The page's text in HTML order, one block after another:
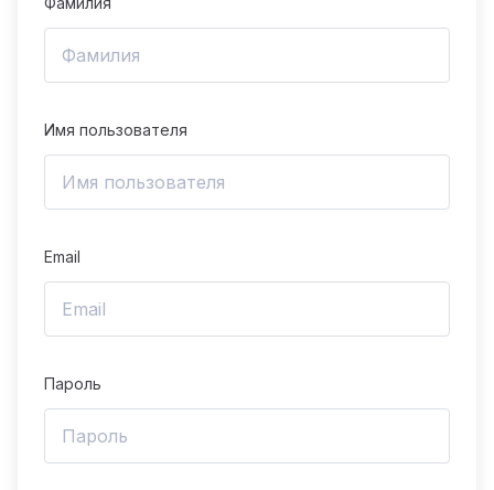
Имя пользователя
Email
Пароль